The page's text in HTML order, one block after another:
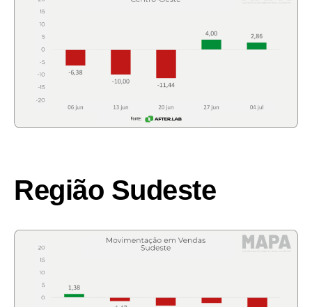
Região Sudeste